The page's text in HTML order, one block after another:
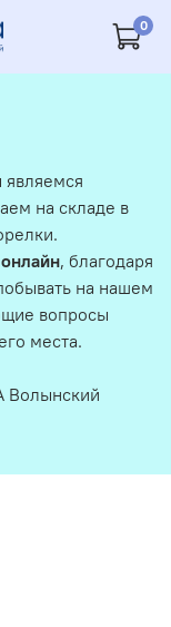
0
на складе в
онлайн, благодаря
на нашем
вопросы
места.
Волынский